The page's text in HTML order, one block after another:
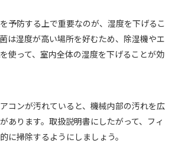
予防する上で重要なのが、湿度を下げるこ
は湿度が高い場所を好むため、除湿機やエ
使って、室内全体の湿度を下げることが効
コンが汚れていると、機械内部の汚れを広
あります。取扱説明書にしたがって、フィ
に掃除するようにしましょう。